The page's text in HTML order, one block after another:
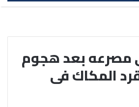
بعد هجوم
المكاك فى